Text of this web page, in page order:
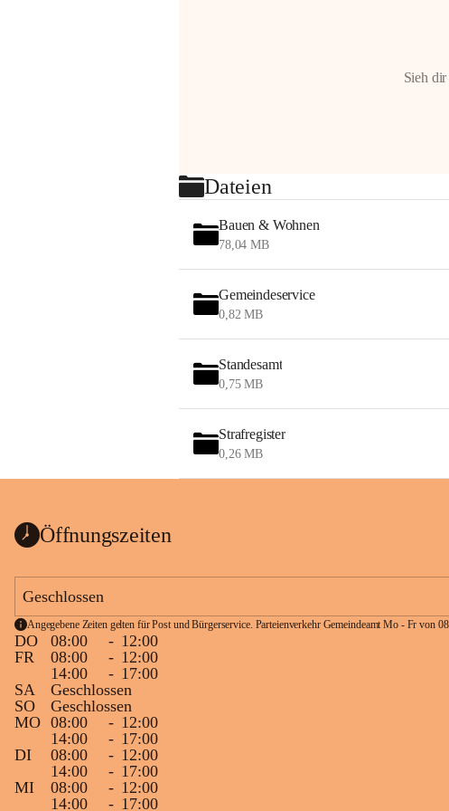
Sieh
Dateien
Bauen & Wohnen
78,04 MB
Gemeindeservice
0,82 MB
Standesamt
0,75 MB
Strafregister
0,26 MB
Öffnungszeiten
Geschlossen
Angegebene Zeiten gelten für Post und Bürgerservice. Parteienverkehr Gemeindeamt Mo - Fr von
DO 08:00 - 12:00
FR
08:00 - 12:00
14:00
- 17:00
SA
Geschlossen
SO
Geschlossen
MO 08:00 - 12:00
14:00
- 17:00
DI
08:00 - 12:00
14:00
- 17:00
MI
08:00 - 12:00
14:00
- 17:00